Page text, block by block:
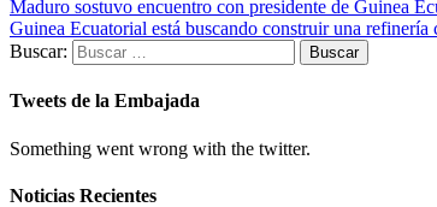
Maduro sostuvo encuentro con presidente de Guinea
Guinea Ecuatorial está buscando construir una refinería
Buscar:
Tweets de la Embajada
Something went wrong with the twitter.
Noticias Recientes